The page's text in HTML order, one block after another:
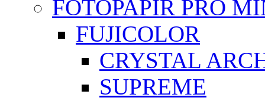
FOTOPAPÍR PRO
FUJICOLOR
CRYSTAL
SUPREME